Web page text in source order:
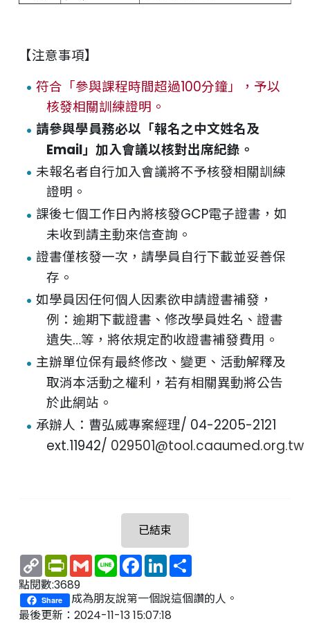
【注意事項】
符合「參與課程時間超過100分鐘」，予以
核發相關訓練證明。
請參與學員務必以「報名之中文姓名及
Email」加入會議以核對出席紀錄。
未報名者自行加入會議將不予核發相關訓練
證明。
課後七個工作日內將核發GCP電子證書，如
未收到請主動來信查詢。
證書僅核發一次，請學員自行下載並妥善保
存。
如學員因任何個人因素欲申請證書補發，
例：逾期下載證書、修改學員姓名、證書
遺失…等，將依規定酌收證書補發費用。
主辦單位保有最終修改、變更、活動解釋及
取消本活動之權利，若有相關異動將公告
於此網站。
承辦人：曹弘威專案經理/ 04-2205-2121
ext.11942/ 029501@tool.caaumed.org.tw
已結束
Copy
Link
PrintFriendly
GmailLine Facebook
LinkedIn
點閱數:3689
Share
成為朋友說第一個說這個讚的人。
最後更新：2024-11-13 15:07:18